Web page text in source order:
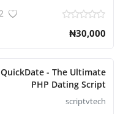
2
₦30,000
QuickDate - The Ultimate
PHP Dating Script
scriptvtech